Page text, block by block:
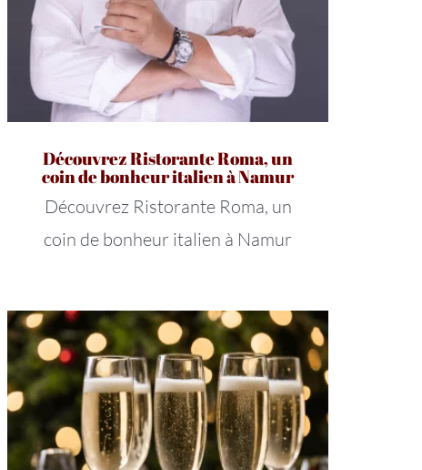
Découvrez Ristorante Roma, un
coin de bonheur italien à Namur
Découvrez Ristorante Roma, un
coin de bonheur italien à Namur